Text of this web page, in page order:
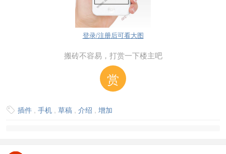
登录/注册后可看大图
搬砖不容易，打赏一下楼主吧
赏
 插件 , 手机 , 草稿 , 介绍 , 增加